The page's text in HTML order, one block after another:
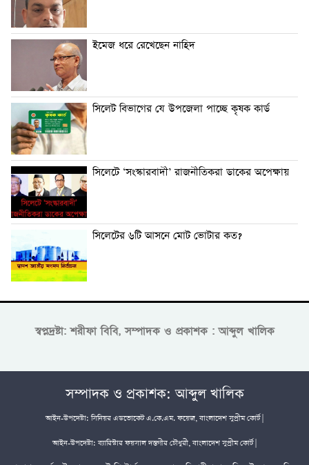
ইমেজ ধরে রেখেছেন নাহিদ
সিলেট বিভাগের যে উপজেলা পাচ্ছে কৃষক কার্ড
সিলেটে ‘সংস্কারবাদী’ রাজনীতিকরা ডাকের অপেক্ষায়
সিলেটের ৬টি আসনে মোট ভোটার কত?
স্বপ্নদ্রষ্টা: শরীফা বিবি, সম্পাদক ও প্রকাশক : আব্দুল খালিক
সম্পাদক ও প্রকাশক: আব্দুল খালিক
আইন-উপদেষ্টা: সিনিয়র এডভোকেট এ.কে.এম. ফয়েজ, বাংলাদেশ সুপ্রীম কোর্ট |
আইন-উপদেষ্টা: ব্যারিস্টার ফয়সাল দস্তগীর চৌধুরী, বাংলাদেশ সুপ্রীম কোর্ট |